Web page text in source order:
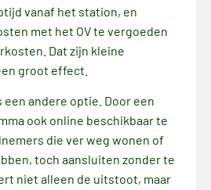
vanaf het station, en
met het OV te vergoeden
Dat zijn kleine
groot effect.
een andere optie. Door een
ook online beschikbaar te
die ver weg wonen of
toch aansluiten zonder te
niet alleen de uitstoot, maar